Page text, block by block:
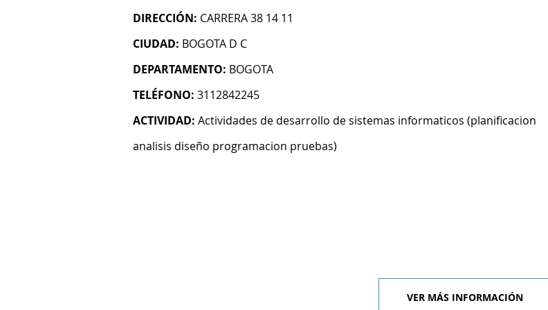
DIRECCIÓN: CARRERA 38 14 11
CIUDAD: BOGOTA D C
DEPARTAMENTO: BOGOTA
TELÉFONO: 3112842245
ACTIVIDAD: Actividades de desarrollo de sistemas informaticos (planificacion
analisis diseño programacion pruebas)
VER MÁS INFORMACIÓN